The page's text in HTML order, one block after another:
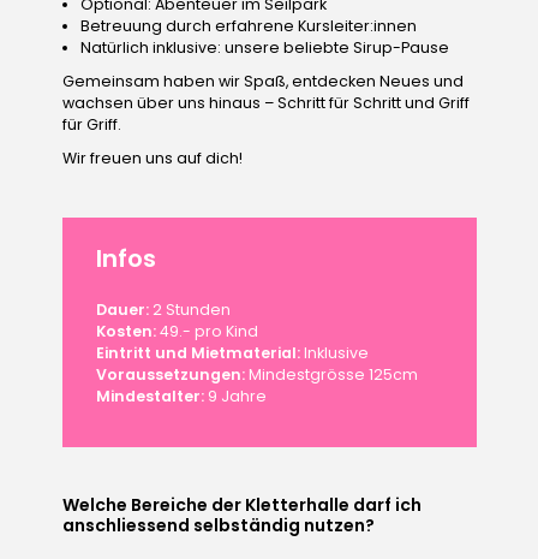
Betreuung durch erfahrene Kursleiter:innen
Natürlich inklusive: unsere beliebte Sirup-Pause
Gemeinsam haben wir Spaß, entdecken Neues und
wachsen über uns hinaus – Schritt für Schritt und Griff
für Griff.
Wir freuen uns auf dich!
Infos
Dauer: 2 Stunden
Kosten:49.- pro Kind
Eintritt und Mietmaterial:Inklusive
Voraussetzungen:Mindestgrösse 125cm
Mindestalter: 9 Jahre
Welche Bereiche der Kletterhalle darf ich
anschliessend selbständig nutzen?